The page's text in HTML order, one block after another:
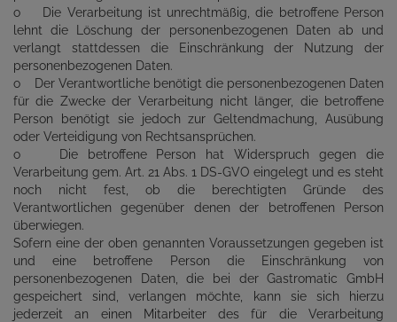
o Die Verarbeitung ist unrechtmäßig, die betroffene Person
lehnt die Löschung der personenbezogenen Daten ab und
verlangt stattdessen die Einschränkung der Nutzung der
personenbezogenen Daten.
o Der Verantwortliche benötigt die personenbezogenen Daten
für die Zwecke der Verarbeitung nicht länger, die betroffene
Person benötigt sie jedoch zur Geltendmachung, Ausübung
oder Verteidigung von Rechtsansprüchen.
o Die betroffene Person hat Widerspruch gegen die
Verarbeitung gem. Art. 21 Abs. 1 DS-GVO eingelegt und es steht
noch nicht fest, ob die berechtigten Gründe des
Verantwortlichen gegenüber denen der betroffenen Person
überwiegen.
Sofern eine der oben genannten Voraussetzungen gegeben ist
und eine betroffene Person die Einschränkung von
personenbezogenen Daten, die bei der Gastromatic GmbH
gespeichert sind, verlangen möchte, kann sie sich hierzu
jederzeit an einen Mitarbeiter des für die Verarbeitung